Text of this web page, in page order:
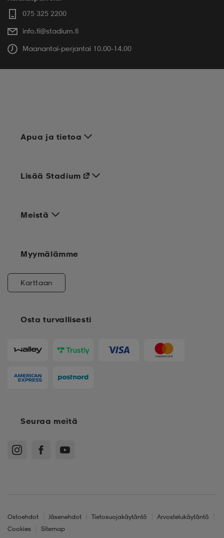
075 325 2200
info.fi@stadium.fi
Maanantai-perjantai 10.00-14.00
Apua ja tietoa
Meistä
Osta turvallisesti
Lisää Stadium
Myymälämme
Karttaan
Seuraa meitä
Ostoehdot Jäsenehdot Tietosuojakäytäntö
Arvostelukäytäntö
Cookies
Sitemap